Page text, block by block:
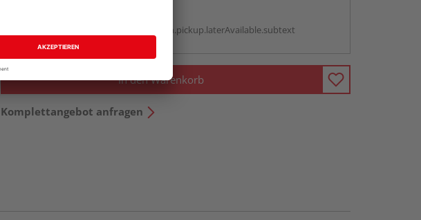
vue.ads.priceMerchantBox.option.pickup.laterAvailable.subtext
In den Warenkorb
Komplettangebot anfragen